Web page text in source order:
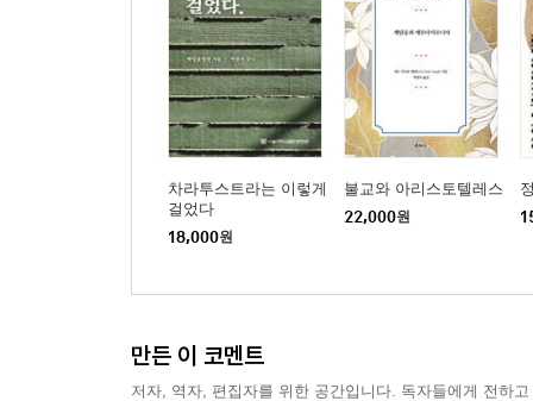
차라투스트라는 이렇게
걸었다
18,000원
불교와 아리스토텔레스
22,000원
만든 이 코멘트
저자, 역자, 편집자를 위한 공간입니다. 독자들에게 전하